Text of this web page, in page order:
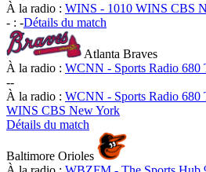
À la radio : WINS - 1010 WINS CBS
- : -Détails du match
Atlanta Braves
À la radio : WCNN - Sports Radio 680
--
À la radio : WCNN - Sports Radio 680
WINS CBS New York
Détails du match
Baltimore Orioles